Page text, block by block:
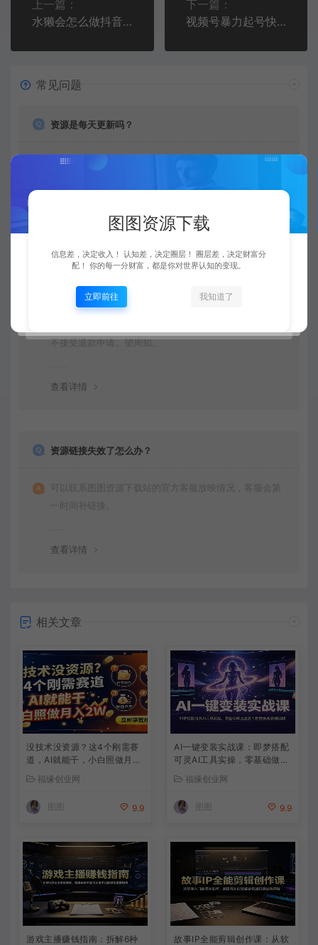
上一篇：
水獭会怎么做抖音，如何做一个赚钱的抖音号
下一篇：
视频号暴力起号快速变现玩法实操详解，直接上手实操就是干
常见问题
资源是每天更新吗？
是的，图图资源下载站坚持每天更新市面上最新的课程、
购买后可以退款吗？
不接受退款申请。望周知。
查看详情
资源链接失效了怎么办？
可以联系图图资源下载站的官方客服放映情况，客服会第
一时间补链接。
查看详情
相关文章
没技术没资源？这4个刚需赛
道，AI就能干，小白照做月入
2W
福缘创业网
9.9
AI一键变装实战课：即梦搭配
可灵AI工具实操，零基础做出
丝滑人物替换变装短视频
福缘创业网
9.9
游戏主播赚钱指南：拆解6种
故事IP全能剪辑创作课：从软
图图资源下载
信息差，决定收入！ 认知差，决定圈层！ 圈层差，决定财富分
配！ 你的每一分财富，都是你对世界认知的变现。
立即前往 我知道了